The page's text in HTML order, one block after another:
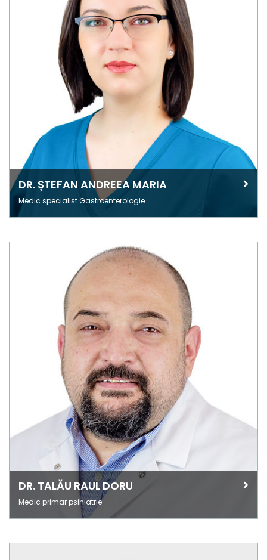
DR. ȘTEFAN ANDREEA MARIA
Medic specialist Gastroenterologie
DR. TALĂU RAUL DORU
Medic primar psihiatrie